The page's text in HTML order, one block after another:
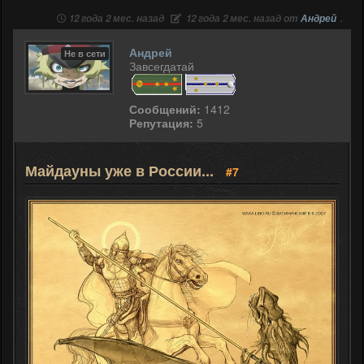
12 года 2 мес. назад 12 года 2 мес. назад от Андрей .
Не в сети
Андрей
Завсегдатай
Сообщений: 1412
Репутация: 5
Майдауны уже в России... #7